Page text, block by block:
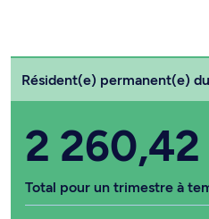
Choisissez votre statut
Résident(e) permanent(e)
2 260,42
Total pour un trimestre à